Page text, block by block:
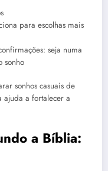
para escolhas mais
seja numa
sonho
sonhos casuais de
ajuda a fortalecer a
a Bíblia: